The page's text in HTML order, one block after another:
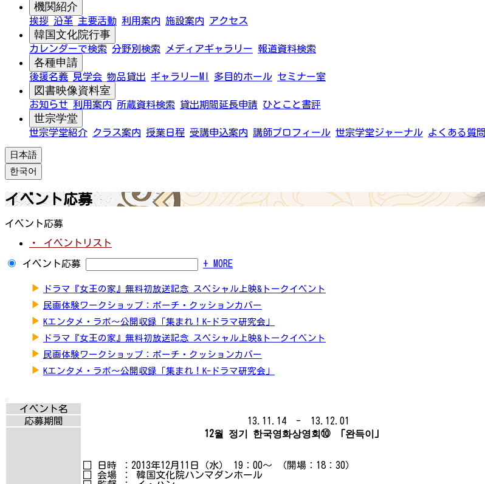
機関紹介
挨拶 沿革 主要活動 利用案内 施設案内 アクセス
韓国文化院行事
カレンダーで検索 分野別検索 メディアギャラリー 報道資料検索
各種申請
後援名義 見学会 物品貸出 ギャラリーMI 多目的ホール セミナー室
図書映像資料室
お知らせ 利用案内 所蔵資料検索 貸出期間延長申請 ひとこと書評
世宗学堂
世宗学堂紹介 クラス案内 授業日程 受講申込案内 講師プロフィール 世宗学堂ジャーナル よくある質問
日本語
한국어
イベント応募
イベント応募
・ イベントリスト
イベント応募 + MORE
▶ ドラマ『女王の家』無料初放送記念 スペシャル上映&トークイベント
▶ 民画体験ワークショップ：ポーチ・クッションカバー
▶ Kエンタメ・ラボ～公開収録「集まれ！K-ドラマ研究会」
▶ ドラマ『女王の家』無料初放送記念 スペシャル上映&トークイベント
▶ 民画体験ワークショップ：ポーチ・クッションカバー
▶ Kエンタメ・ラボ～公開収録「集まれ！K-ドラマ研究会」
イベント名
応募期間
13.11.14 - 13.12.01
12월 정기 한국영화상영회⑩ 「완득이」
□ 日時 ：2013年12月11日（水） 19：00～ （開場：18：30）
□ 会場 ： 韓国文化院ハンマダンホール